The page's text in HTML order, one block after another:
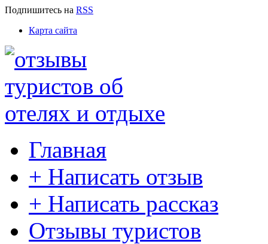
Подпишитесь на RSS
Карта сайта
Главная
+ Написать отзыв
+ Написать рассказ
Отзывы туристов